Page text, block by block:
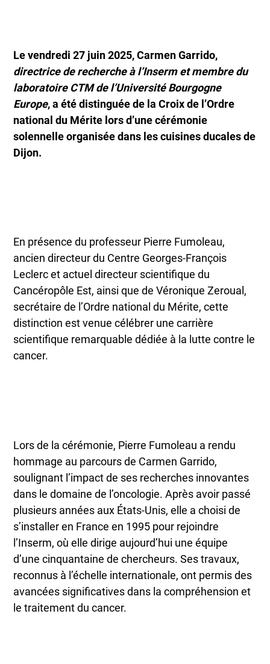
Le vendredi 27 juin 2025, Carmen Garrido,
directrice de recherche à l’Inserm et membre du
laboratoire CTM de l’Université Bourgogne
Europe, a été distinguée de la Croix de l’Ordre
national du Mérite lors d’une cérémonie
solennelle organisée dans les cuisines ducales de
Dijon.
En présence du professeur Pierre Fumoleau,
ancien directeur du Centre Georges-François
Leclerc et actuel directeur scientifique du
Cancéropôle Est, ainsi que de Véronique Zeroual,
secrétaire de l’Ordre national du Mérite, cette
distinction est venue célébrer une carrière
scientifique remarquable dédiée à la lutte contre le
cancer.
Lors de la cérémonie, Pierre Fumoleau a rendu
hommage au parcours de Carmen Garrido,
soulignant l’impact de ses recherches innovantes
dans le domaine de l’oncologie. Après avoir passé
plusieurs années aux États-Unis, elle a choisi de
s’installer en France en 1995 pour rejoindre
l’Inserm, où elle dirige aujourd’hui une équipe
d’une cinquantaine de chercheurs. Ses travaux,
reconnus à l’échelle internationale, ont permis des
avancées significatives dans la compréhension et
le traitement du cancer.